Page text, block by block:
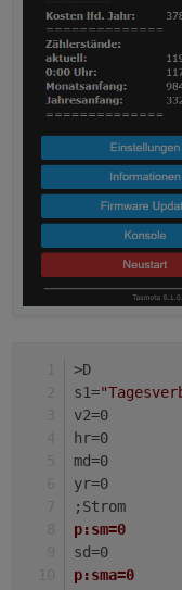
>D
s1=
v2=0
hr=0
md=0
yr=0
;Strom
p:sm=0
sd=0
p:sma=0